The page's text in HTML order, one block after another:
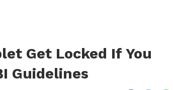
Get Locked If You
Guidelines